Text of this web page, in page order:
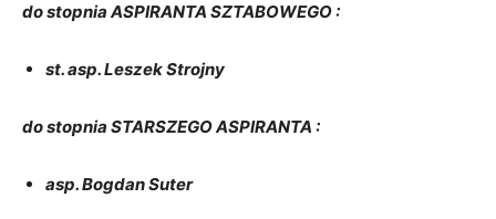
do stopnia ASPIRANTA SZTABOWEGO :
st. asp. Leszek Strojny
do stopnia STARSZEGO ASPIRANTA :
asp. Bogdan Suter